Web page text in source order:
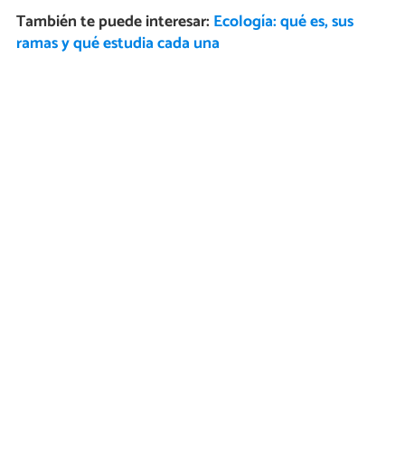
También te puede interesar: Ecología: qué es, sus
ramas y qué estudia cada una